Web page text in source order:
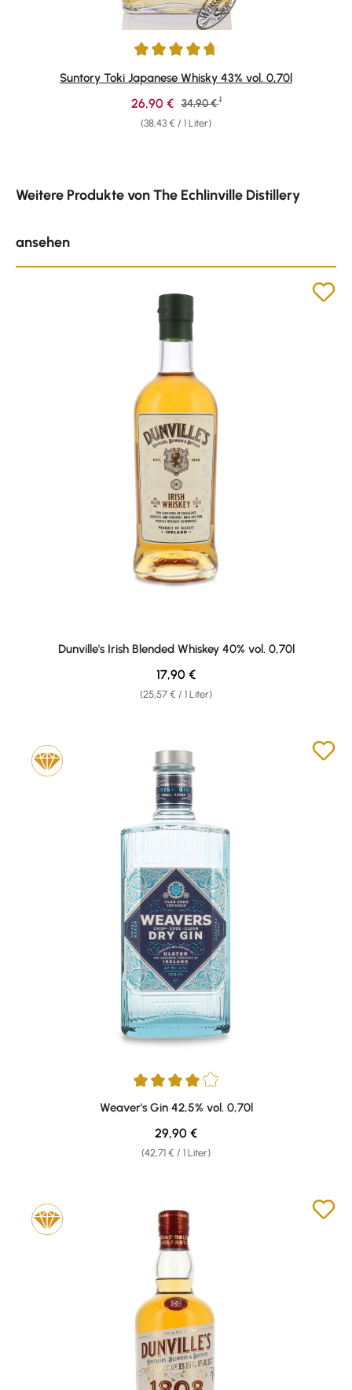
Durchschnittliche Bewertung von 4.64 von 5 Sternen
Suntory Toki Japanese Whisky 43% vol. 0,70l
(38,43 € / 1 Liter)
Verkaufspreis:
26,90 € Regulärer Preis:
34,90 € 1
Weitere Produkte von The Echlinville Distillery
ansehen
Dunville's Irish Blended Whiskey 40% vol. 0,70l
(25,57 € / 1 Liter)
Regulärer Preis:
17,90 €
Durchschnittliche Bewertung von 4 von 5 Sternen
Weaver's Gin 42,5% vol. 0,70l
(42,71 € / 1 Liter)
Regulärer Preis:
29,90 €